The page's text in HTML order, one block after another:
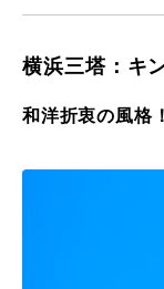
横浜三塔：キ
和洋折衷の風格